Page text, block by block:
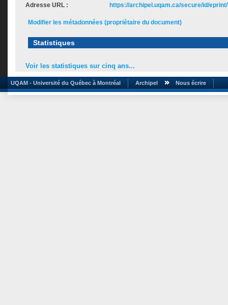
Adresse URL : https://archipel.uqam.ca/secure/id/
Modifier les métadonnées (propriétaire du document)
Statistiques
Voir les statistiques sur cinq ans...
UQAM - Université du Québec à Montréal Archipel Nous écrire